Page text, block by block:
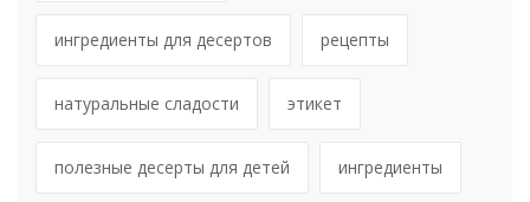
ингредиенты для десертов рецепты
натуральные сладости этикет
полезные десерты для детей ингредиенты